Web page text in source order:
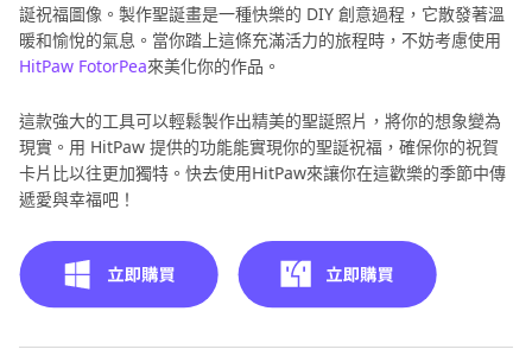
誕祝福圖像。製作聖誕畫是一種快樂的 DIY 創意過程，它散發著溫
暖和愉悅的氣息。當你踏上這條充滿活力的旅程時，不妨考慮使用
HitPaw FotorPea來美化你的作品。
這款強大的工具可以輕鬆製作出精美的聖誕照片，將你的想象變為
現實。用 HitPaw 提供的功能能實現你的聖誕祝福，確保你的祝賀
卡片比以往更加獨特。快去使用HitPaw來讓你在這歡樂的季節中傳
遞愛與幸福吧！